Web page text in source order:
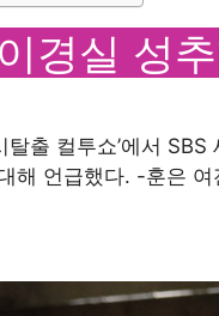
경실 성
출 컬투쇼’에서
해 언급했다. -훈은